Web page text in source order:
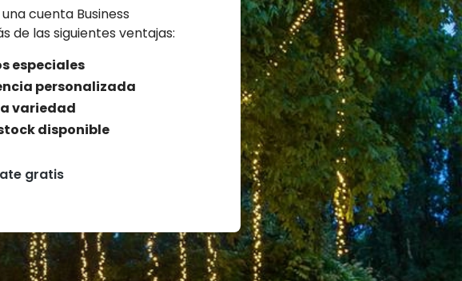
cuenta Business
de las siguientes ventajas:
especiales
personalizada
variedad
disponible
gratis